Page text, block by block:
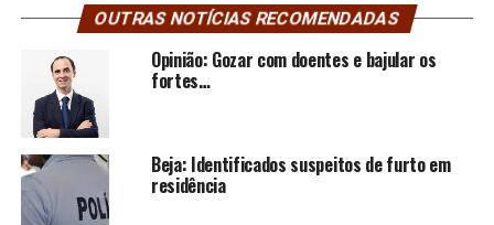
OUTRAS NOTÍCIAS RECOMENDADAS
Opinião: Gozar com doentes e bajular os
fortes…
Beja: Identificados suspeitos de furto em
residência